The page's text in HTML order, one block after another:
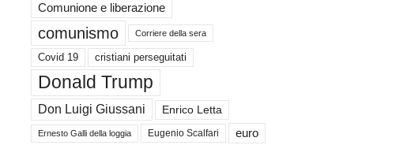
Comunione e liberazione
comunismo Corriere della sera
Covid 19 cristiani perseguitati
Donald Trump
Don Luigi Giussani Enrico Letta
Ernesto Galli della loggia Eugenio Scalfari euro